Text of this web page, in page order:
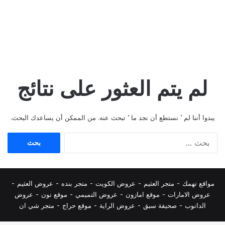
لم يتم العثور على نتائج
يبدوا أننا لم ’ نستطع أن نجد ما ’ تبحث عنه. من الممكن أن يساعدك البحث.
مواقع تهمك - متجر العثيم - عروض الكويت - متجر بنده - عروض العثيم -
عروض الامارات - موقع امازون - عروض التميمي - موقع نون - عروض
الدانوب - صحيفة سبق - عروض الراية - موقع حراج - متجر شي ان